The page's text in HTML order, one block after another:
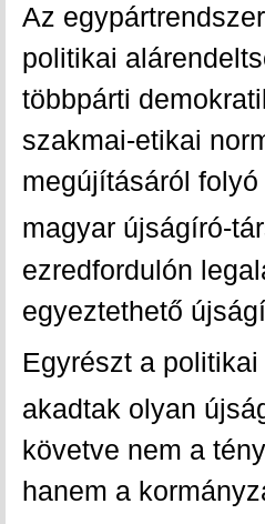
Az
politikai
többpárti
szakmai-etikai
megújításáról
magyar újságíró-
ezredfordulón
egyeztethető
Egyrészt a
akadtak olyan
követve nem a
hanem a